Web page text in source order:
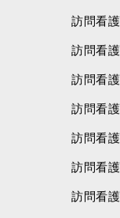
訪問看
訪問看
訪問看
訪問看
訪問看
訪問看
訪問看